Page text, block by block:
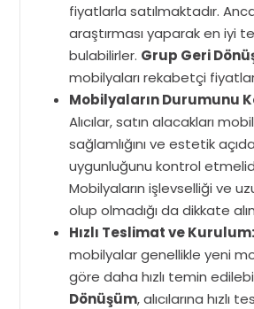
fiyatlarla satılmaktadır.
araştırması yaparak en iyi
bulabilirler. Grup Geri
mobilyaları rekabetçi
Mobilyaların Durumunu
Alıcılar, satın alacakları
sağlamlığını ve estetik
uygunluğunu kontrol
Mobilyaların işlevselliği ve
olup olmadığı da dikkate
Hızlı Teslimat ve Kurulum:
mobilyalar genellikle yeni
göre daha hızlı temin
Dönüşüm, alıcılarına hızlı